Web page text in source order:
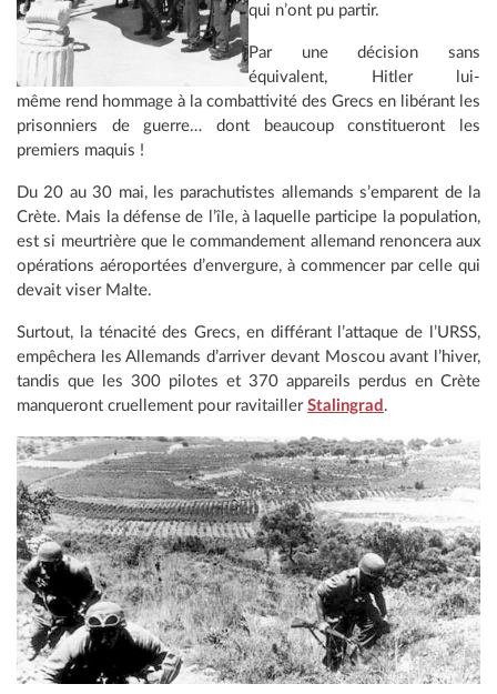
qui n’ont pu partir.
Par une décision sans
équivalent, Hitler lui-
même rend hommage à la combattivité des Grecs en libérant les
prisonniers de guerre… dont beaucoup constitueront les
premiers maquis !
Du 20 au 30 mai, les parachutistes allemands s’emparent de la
Crète. Mais la défense de l’île, à laquelle participe la population,
est si meurtrière que le commandement allemand renoncera aux
opérations aéroportées d’envergure, à commencer par celle qui
devait viser Malte.
Surtout, la ténacité des Grecs, en différant l’attaque de l’URSS,
empêchera les Allemands d’arriver devant Moscou avant l’hiver,
tandis que les 300 pilotes et 370 appareils perdus en Crète
manqueront cruellement pour ravitailler Stalingrad .